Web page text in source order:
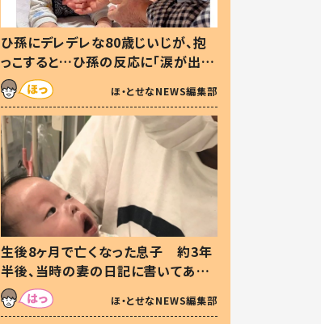
ひ孫にデレデレな80歳じいじが、抱
っこすると…ひ孫の反応に「涙が出ま
した」「可愛くて仕方ない」
ほ・とせなNEWS編集部
生後8ヶ月で亡くなった息子 約3年
半後、当時の妻の日記に書いてあっ
た本音とは
ほ・とせなNEWS編集部